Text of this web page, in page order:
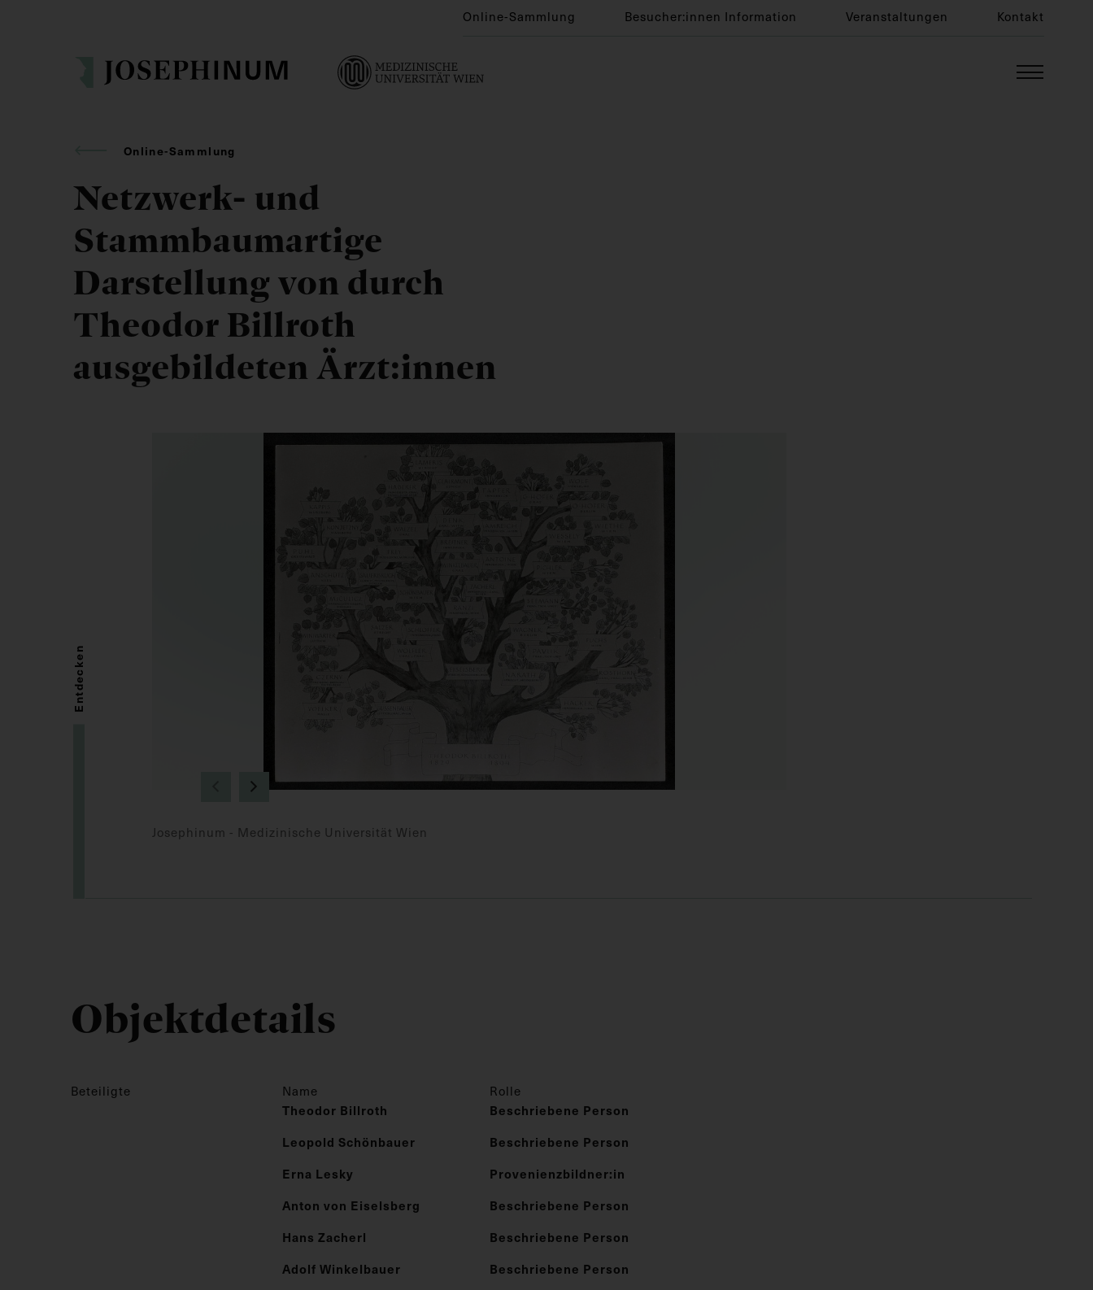
Online-Sammlung Besucher:innen Information Veranstaltungen Kontakt
Online-Sammlung
Netzwerk- und
Stammbaumartige
Darstellung von durch
Theodor Billroth
ausgebildeten Ärzt:innen
Josephinum - Medizinische Universität Wien
Entdecken
Objektdetails
Beteiligte Name Rolle
Theodor Billroth
Beschriebene Person
Leopold Schönbauer
Beschriebene Person
Erna Lesky
Provenienzbildner:in
Anton von Eiselsberg
Beschriebene Person
Hans Zacherl
Beschriebene Person
Adolf Winkelbauer
Beschriebene Person